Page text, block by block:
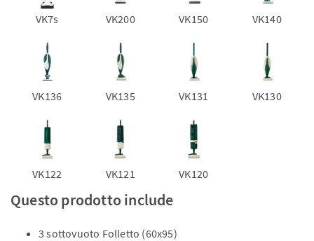
VK7s VK200 VK150 VK140
VK136 VK135 VK131 VK130
VK122 VK121 VK120
Questo prodotto include
3 sottovuoto Folletto (60x95)